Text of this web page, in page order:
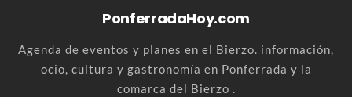
PonferradaHoy.com
Agenda de eventos y planes en el Bierzo. información,
ocio, cultura y gastronomía en Ponferrada y la
comarca del Bierzo .